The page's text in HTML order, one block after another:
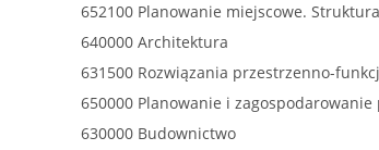
652100 Planowanie miejscowe.
640000 Architektura
631500 Rozwiązania przestrzenno-
650000 Planowanie i
630000 Budownictwo